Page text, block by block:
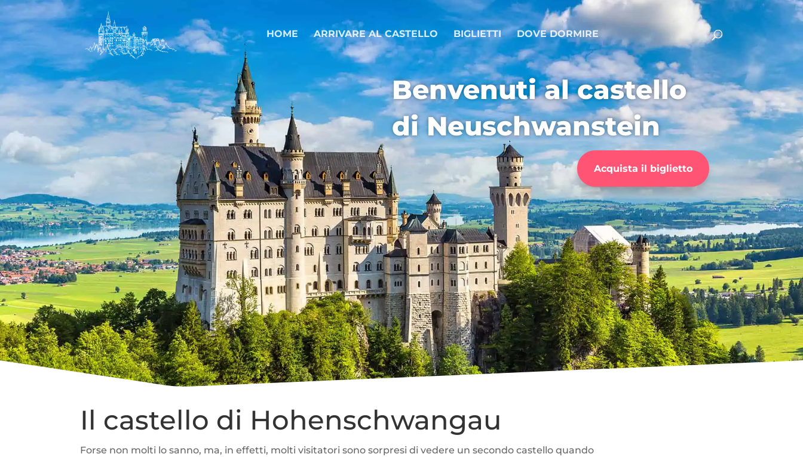
HOME ARRIVARE AL CASTELLO BIGLIETTI DOVE DORMIRE
Benvenuti al castello
di Neuschwanstein
Acquista il biglietto
Il castello di Hohenschwangau
Forse non molti lo sanno, ma, in effetti, molti visitatori sono sorpresi di vedere un secondo castello quando